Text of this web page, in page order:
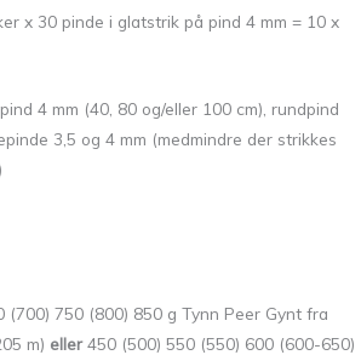
x 30 pinde i glatstrik på pind 4 mm = 10 x
4 mm (40, 80 og/eller 100 cm), rundpind
3,5 og 4 mm (medmindre der strikkes
(700) 750 (800) 850 g Tynn Peer Gynt fra
m) eller450 (500) 550 (550) 600 (600-650)